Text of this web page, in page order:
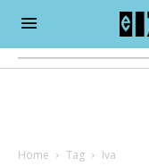
Home Tag Iva